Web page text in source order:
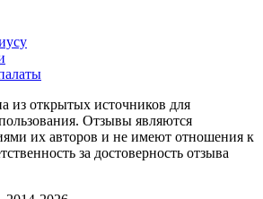
из открытых источников для
Отзывы являются
их авторов и не имеют отношения к
за достоверность отзыва